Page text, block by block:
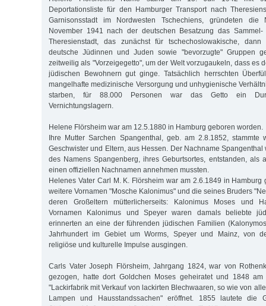
Deportationsliste für den Hamburger Transport nach
Garnisonsstadt im Nordwesten Tschechiens, gründeten die
November 1941 nach der deutschen Besatzung das Sammel-
Theresienstadt, das zunächst für tschechoslowakische,
deutsche Jüdinnen und Juden sowie "bevorzugte" Gruppen
zeitweilig als "Vorzeigegetto", um der Welt vorzugaukeln, dass es
jüdischen Bewohnern gut ginge. Tatsächlich herrschten
mangelhafte medizinische Versorgung und unhygienische
starben, für 88.000 Personen war das Getto ein
Vernichtungslagern.
Helene Flörsheim war am 12.5.1880 in Hamburg geboren worden.
Ihre Mutter Sarchen Spangenthal, geb. am 2.8.1852,
Geschwister und Eltern, aus Hessen. Der Nachname
des Namens Spangenberg, ihres Geburtsortes, entstanden, als
einen offiziellen Nachnamen annehmen mussten.
Helenes Vater Carl M. K. Flörsheim war am 2.6.1849 in Hamburg
weitere Vornamen "Mosche Kalonimus" und die seines Bruders
deren Großeltern mütterlicherseits: Kalonimus Moses und
Vornamen Kalonimus und Speyer waren damals beliebte
erinnerten an eine der führenden jüdischen Familien
Jahrhundert im Gebiet um Worms, Speyer und Mainz, von
religiöse und kulturelle Impulse ausgingen.
Carls Vater Joseph Flörsheim, Jahrgang 1824, war von
gezogen, hatte dort Goldchen Moses geheiratet und 1848
"Lackirfabrik mit Verkauf von lackirten Blechwaaren, so wie von
Lampen und Hausstandssachen" eröffnet. 1855 lautete die